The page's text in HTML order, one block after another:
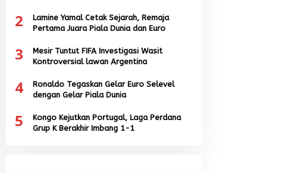
2
Lamine Yamal Cetak Sejarah, Remaja
Pertama Juara Piala Dunia dan Euro
3
Mesir Tuntut FIFA Investigasi Wasit
Kontroversial lawan Argentina
4
Ronaldo Tegaskan Gelar Euro Selevel
dengan Gelar Piala Dunia
5
Kongo Kejutkan Portugal, Laga Perdana
Grup K Berakhir Imbang 1-1